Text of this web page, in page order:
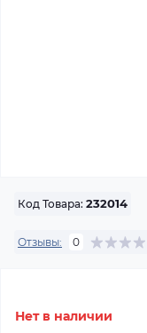
Код Товара: 232014
Отзывы: 0
Нет в наличии